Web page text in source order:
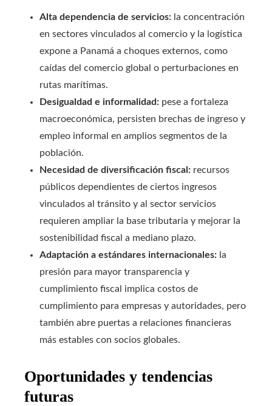
Alta dependencia de servicios: la concentración
en sectores vinculados al comercio y la logística
expone a Panamá a choques externos, como
caídas del comercio global o perturbaciones en
rutas marítimas.
Desigualdad e informalidad: pese a fortaleza
macroeconómica, persisten brechas de ingreso y
empleo informal en amplios segmentos de la
población.
Necesidad de diversificación fiscal: recursos
públicos dependientes de ciertos ingresos
vinculados al tránsito y al sector servicios
requieren ampliar la base tributaria y mejorar la
sostenibilidad fiscal a mediano plazo.
Adaptación a estándares internacionales: la
presión para mayor transparencia y
cumplimiento fiscal implica costos de
cumplimiento para empresas y autoridades, pero
también abre puertas a relaciones financieras
más estables con socios globales.
Oportunidades y tendencias
futuras